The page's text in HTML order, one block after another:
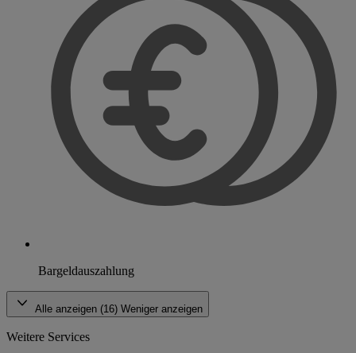
Bargeldauszahlung
Alle anzeigen (16) Weniger anzeigen
Weitere Services